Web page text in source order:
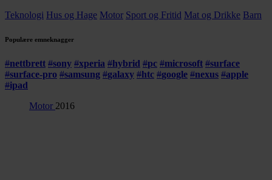
Teknologi Hus og Hage Motor Sport og Fritid Mat og Drikke Barn
Populære emneknagger
#nettbrett #sony #xperia #hybrid #pc #microsoft #surface
#surface-pro #samsung #galaxy #htc #google #nexus #apple
#ipad
Motor 2016